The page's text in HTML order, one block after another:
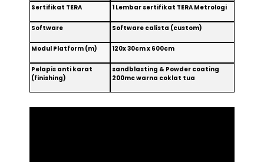
Sertifikat TERA 1 Lembar sertifikat TERA Metrologi
Software Software calista (custom)
Modul Platform (m) 120x 30cm x 600cm
Pelapis anti karat
(finishing)
sandblasting & Powder coating
200mc warna coklat tua